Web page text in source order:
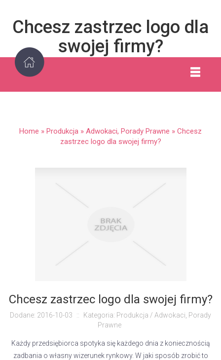
Chcesz zastrzec logo dla
swojej firmy?
Home » Produkcja » Adwokaci, Porady Prawne » Chcesz
zastrzec logo dla swojej firmy?
Chcesz zastrzec logo dla swojej firmy?
Dodane: 2016-10-03 ::
Kategoria: Produkcja / Adwokaci, Porady
Prawne
Każdy przedsiębiorca spotyka się każdego dnia z koniecznością
zadbania o własny wizerunek rynkowy. W jaki sposób zrobić to